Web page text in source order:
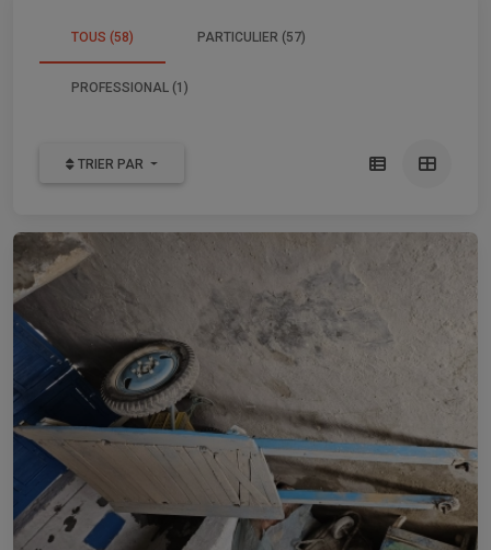
TOUS (58) PARTICULIER (57)
PROFESSIONAL (1)
TRIER PAR